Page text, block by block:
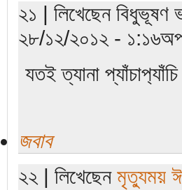
২১ | লিখেছেন বিধুভূষণ
২৮/১২/২০১২ -
যতই ত্যানা
জবাব
২২ | লিখেছেন মৃত্যুময়